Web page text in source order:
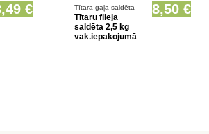
€ Tītara gaļa saldēta
Tītaru fileja
saldēta 2,5 kg
vak.iepakojumā
8,50 €